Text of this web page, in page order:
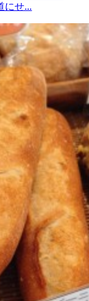
にせ...